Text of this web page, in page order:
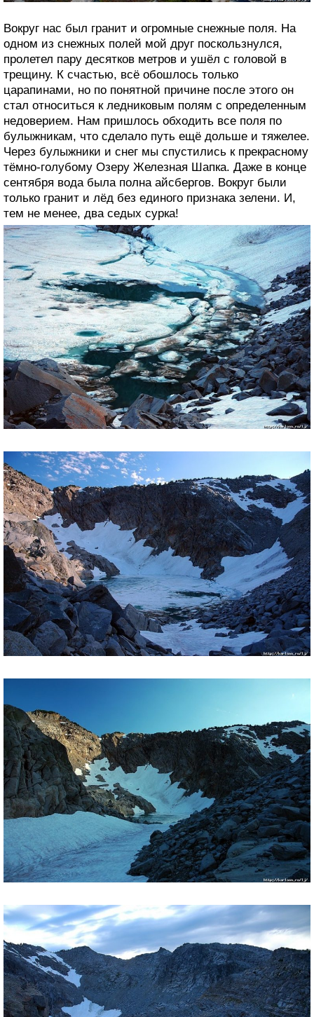
Вокруг нас был гранит и огромные снежные поля. На
одном из снежных полей мой друг поскользнулся,
пролетел пару десятков метров и ушёл с головой в
трещину. К счастью, всё обошлось только
царапинами, но по понятной причине после этого он
стал относиться к ледниковым полям с определенным
недоверием. Нам пришлось обходить все поля по
булыжникам, что сделало путь ещё дольше и тяжелее.
Через булыжники и снег мы спустились к прекрасному
тёмно-голубому Озеру Железная Шапка. Даже в конце
сентября вода была полна айсбергов. Вокруг были
только гранит и лёд без единого признака зелени. И,
тем не менее, два седых сурка!